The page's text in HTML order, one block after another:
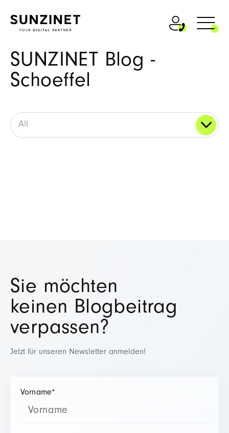
SUNZINET Blog -
Schoeffel
All
Sie möchten
keinen Blogbeitrag
verpassen?
Jetzt für unseren Newsletter anmelden!
Vorname*